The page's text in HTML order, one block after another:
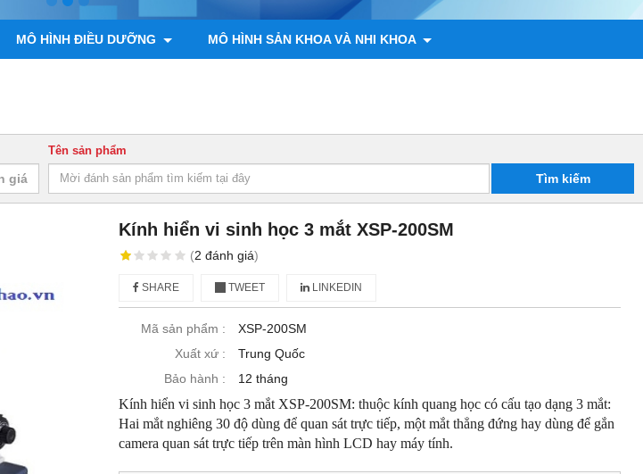
MÔ HÌNH ĐIỀU DƯỠNG MÔ HÌNH SẢN KHOA VÀ NHI KHOA
Tên sản phẩm
Tìm kiếm
Kính hiển vi sinh học 3 mắt XSP-200SM
(2đánh giá)
SHARE TWEET LINKEDIN
Mã sản phẩm :
XSP-200SM
Xuất xứ :
Trung Quốc
Bảo hành :
12 tháng
Kính hiển vi sinh học 3 mắt XSP-200SM: thuộc kính quang học có cấu tạo dạng 3 mắt:
Hai mắt nghiêng 30 độ dùng để quan sát trực tiếp, một mắt thẳng đứng hay dùng để gắn
camera quan sát trực tiếp trên màn hình LCD hay máy tính.